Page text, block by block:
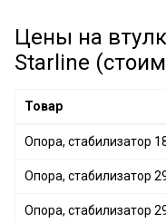
Опора,
Цены на
Starline
Товар
Опора, стабилизатор
Опора, стабилизатор
Опора, стабилизатор